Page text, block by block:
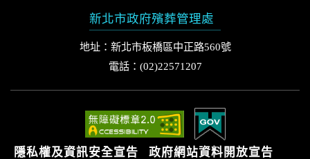
新北市政府殯葬管理處
地址：新北市板橋區中正路560號
電話：(02)22571207
隱私權及資訊安全宣告 政府網站資料開放宣告